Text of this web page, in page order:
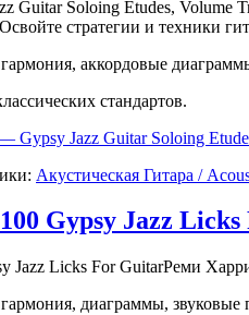
стратегии и техники
аккордовые
стандартов.
Gypsy Jazz Guitar Soloing
Акустическая Гитара /
Gypsy Jazz
Реми
диаграммы, звуковые